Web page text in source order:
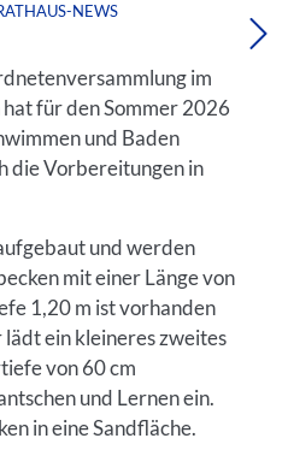
NEWS
im
für den Sommer 2026
und Baden
die Vorbereitungen in
und werden
mit einer Länge von
1,20 m ist vorhanden
ein kleineres zweites
von 60 cm
und Lernen ein.
in eine Sandfläche.